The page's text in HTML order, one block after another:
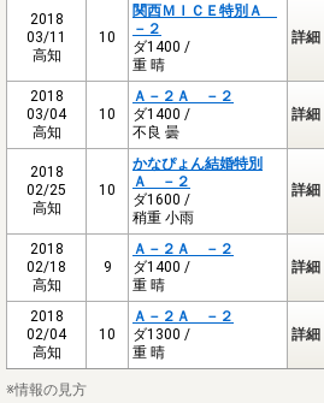
2018
03/11
高知
10
関西ＭＩＣＥ特別Ａ
－２
ダ1400 /
重 晴
詳細
2018
03/04
高知
10
Ａ－２Ａ －２
ダ1400 /
不良 曇
詳細
2018
02/25
高知
10
かなぴょん結婚特別
Ａ －２
ダ1600 /
稍重 小雨
詳細
2018
02/18
高知
9
Ａ－２Ａ －２
ダ1400 /
重 晴
詳細
2018
02/04
高知
10
Ａ－２Ａ －２
ダ1300 /
重 晴
詳細
※情報の見方